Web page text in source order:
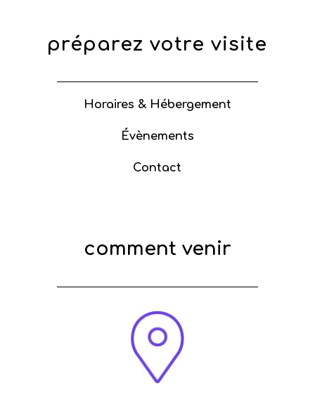
préparez votre visite
Horaires & Hébergement
Évènements
Contact
comment venir